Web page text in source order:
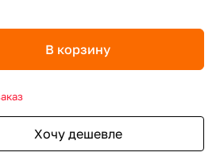
В корзину
Хочу дешевле